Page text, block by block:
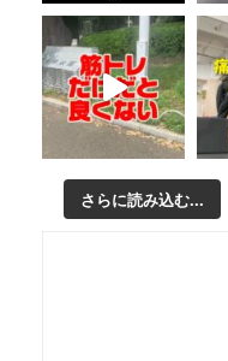
さらに読み込む...